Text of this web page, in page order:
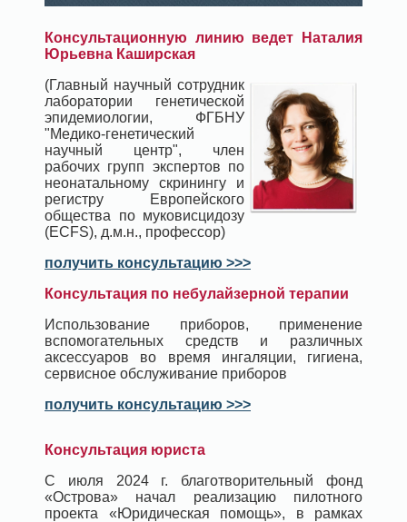
Консультационную линию ведет Наталия
Юрьевна Каширская
(Главный научный сотрудник
лаборатории генетической
эпидемиологии, ФГБНУ
"Медико-генетический
научный центр", член
рабочих групп экспертов по
неонатальному скринингу и
регистру Европейского
общества по муковисцидозу
(ECFS), д.м.н., профессор)
получить консультацию >>>
Консультация по небулайзерной терапии
Использование приборов, применение
вспомогательных средств и различных
аксессуаров во время ингаляции, гигиена,
сервисное обслуживание приборов
получить консультацию >>>
Консультация юриста
С июля 2024 г. благотворительный фонд
«Острова» начал реализацию пилотного
проекта «Юридическая помощь», в рамках